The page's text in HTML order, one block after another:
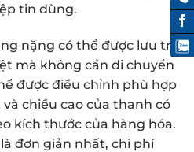
tin dùng.
nặng có thể được lưu trữ
mà không cần di chuyển
được điều chỉnh phù hợp
chiều cao của thanh có
kích thước của hàng hóa.
đơn giản nhất, chi phí